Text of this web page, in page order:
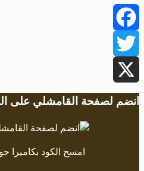
Facebook
Twitter
X
انضم لصفحة القامشلي على
امسح الكود بكاميرا